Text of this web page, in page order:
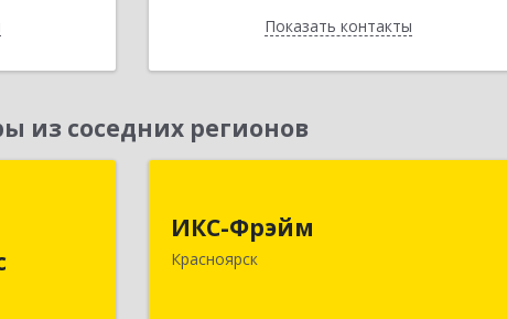
Показать контакты
Назад
из соседних регионов
Бит,
офис
ИКС-Фрэйм
Красноярск
Красноярск г, Батурина ул, дом № 32,